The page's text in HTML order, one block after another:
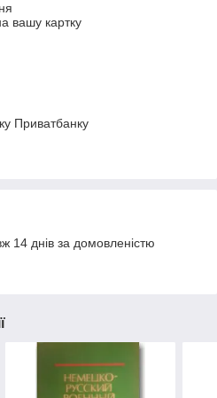
вашу картку
Приватбанку
14 днів за домовленістю